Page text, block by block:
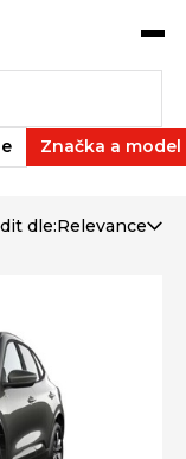
Značka a model
dle:Relevance